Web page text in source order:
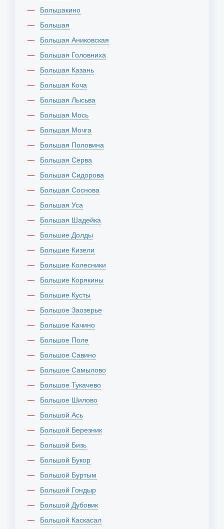
Большакино
Большая
Большая Аниковская
Большая Головниха
Большая Казань
Большая Коча
Большая Лысьва
Большая Мось
Большая Мочга
Большая Половина
Большая Серва
Большая Сидорова
Большая Соснова
Большая Уса
Большая Шадейка
Большие Долды
Большие Кизели
Большие Колесники
Большие Корякины
Большие Кусты
Большое Заозерье
Большое Качино
Большое Поле
Большое Савино
Большое Самылово
Большое Тукачево
Большое Шилово
Большой Ась
Большой Березник
Большой Бизь
Большой Букор
Большой Буртым
Большой Гондыр
Большой Дубовик
Большой Каскасал